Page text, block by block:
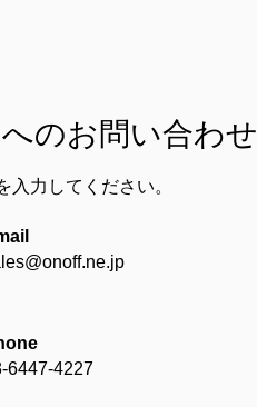
のお問い合わせ
入力してください。
6447-4227